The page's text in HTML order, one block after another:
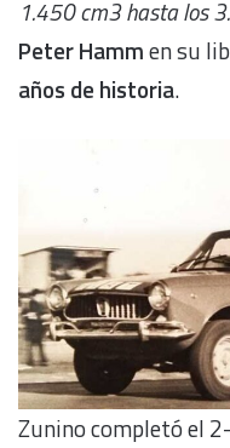
1.450 cm3 hasta los
Peter Hammen su
años de historia.
Zunino completó el